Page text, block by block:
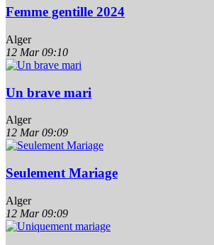
Femme gentille 2024
Alger
12 Mar09:10
Un brave mari
Alger
12 Mar09:09
Seulement Mariage
Alger
12 Mar09:09